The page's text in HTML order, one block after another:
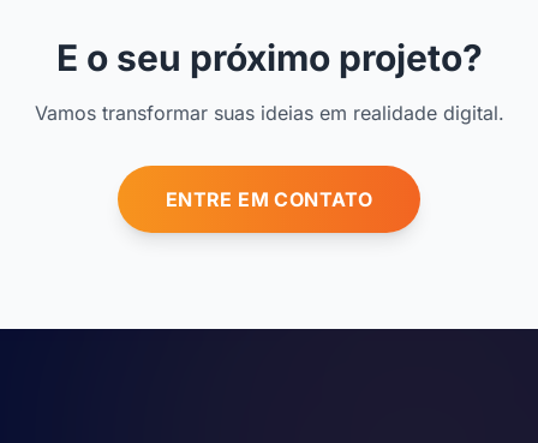
E o seu próximo projeto?
Vamos transformar suas ideias em realidade digital.
ENTRE EM CONTATO